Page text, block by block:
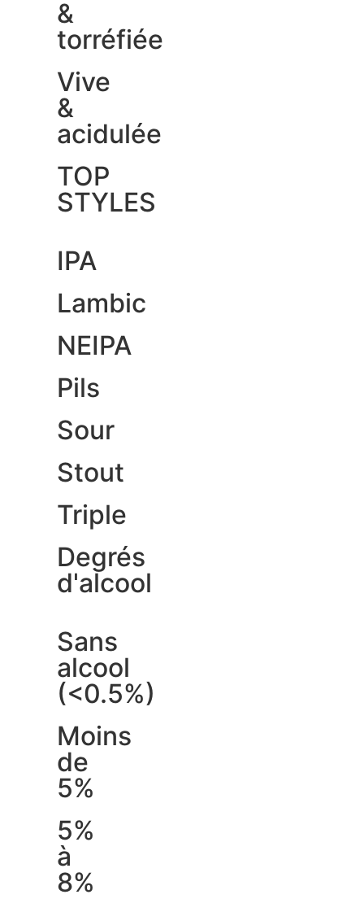
&
torréfiée
Vive
&
acidulée
TOP
STYLES
IPA
Lambic
NEIPA
Pils
Sour
Stout
Triple
Degrés
d'alcool
Sans
alcool
(<0.5%)
Moins
de
5%
5%
à
8%